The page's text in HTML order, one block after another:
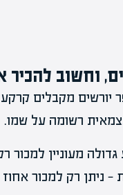
וחשוב להכיר
יורשים מקבלים
רשומה על שמו.
מעוניין
— ניתן רק למכור